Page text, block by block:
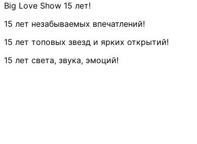
Big Love Show 15 лет!
15 лет незабываемых впечатлений!
15 лет топовых звезд и ярких открытий!
15 лет света, звука, эмоций!